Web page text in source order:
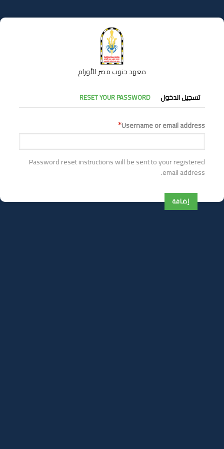
إلى
المحتوى
معهد جنوب مصر للأورام
التبويبات
الأساسية
تسجيل الدخول RESET YOUR PASSWORD
Username or email address
Password reset instructions will be sent to your registered
email address.